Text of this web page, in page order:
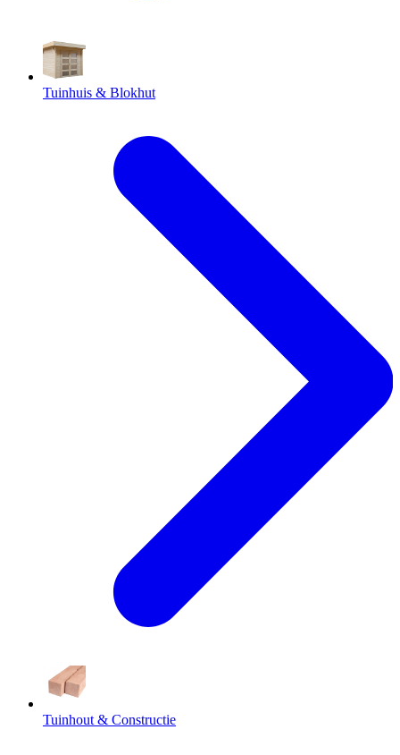
Tuinhuis & Blokhut
Tuinhout & Constructie